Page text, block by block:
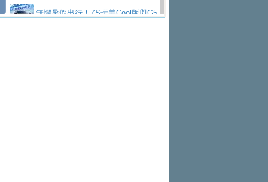
久賽
Epiq內裝設計，預計5月19日全球首發
福斯全新 ID. Polo 起跳價約台幣94
線生產 以彈性製造應對市場變化
XFORCE攜手臺南祀典大天后宮 試
購置金
禮遇全面升級無懼暑假出行！ZS玩美Cool版與G5